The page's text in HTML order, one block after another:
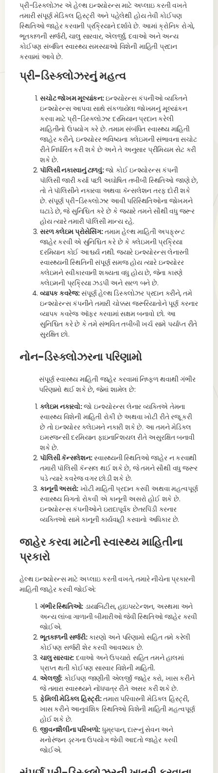
પ્રી-ડિસ્ક્લોઝર એ હેલ્થ ઇન્શ્યોરન્સ માટે અપ્લાઇ કરતી વખતે
તમારી સંપૂર્ણ મેડિકલ હિસ્ટ્રી અને પહેલેથી હોય તેવી કોઈપણ
સ્થિતિઓ જાહેર કરવાની પ્રક્રિયાને દર્શાવે છે. આમાં ક્રોનિક રોગો,
ભૂતકાળની સર્જરી, ચાલુ સારવાર, એલર્જી, દવાઓ અને અન્ય
કોઈપણ સંબંધિત સ્વાસ્થ્ય સમસ્યાઓ વિશેની માહિતી પ્રદાન
કરવામાં આવે છે.
પ્રી-ડિસ્ક્લોઝરનું મહત્વ
સચોટ જોખમ મૂલ્યાંકન:ઇન્શ્યોરન્સ કંપનીઓ વ્યક્તિને
ઇન્શ્યોરન્સ આપવા સાથે સંકળાયેલા જોખમનું મૂલ્યાંકન
કરવા માટે પ્રી-ડિસ્ક્લોઝર દરમિયાન પ્રદાન કરેલી
માહિતીનો ઉપયોગ કરે છે. તમામ સંબંધિત સ્વાસ્થ્ય માહિતી
જાહેર કરીને, ઇન્શ્યોરર ભવિષ્યના ક્લેઇમની સંભાવના સચોટ
રીતે નિર્ધારિત કરી શકે છે અને તે અનુસાર પ્રીમિયમ સેટ કરી
શકે છે.
પૉલિસી નકારવાનું ટાળવું:જો કોઈ ઇન્શ્યોરન્સ કંપની
પૉલિસી જારી કર્યા પછી અઘોષિત તબીબી સ્થિતિઓ જાણે છે,
તો તે પૉલિસીને નકારવા અથવા કૅન્સલેશન તરફ દોરી શકે
છે. સંપૂર્ણ પ્રી-ડિસ્ક્લોઝર આવી પરિસ્થિતિઓના જોખમને
ઘટાડે છે, જે સુનિશ્ચિત કરે છે કે જ્યારે તમને સૌથી વધુ જરૂર
હોય ત્યારે તમારી પૉલિસી માન્ય રહે.
સરળ ક્લેઇમ પ્રોસેસિંગ:તમામ હેલ્થ માહિતી અપફ્રન્ટ
જાહેર કરવી એ સુનિશ્ચિત કરે છે કે ક્લેઇમની પ્રક્રિયા
દરમિયાન કોઈ આશ્ચર્ય નથી. જ્યારે ઇન્શ્યોરન્સ લેનારની
સ્વાસ્થ્યની સ્થિતિની સંપૂર્ણ સમજ હોય ત્યારે ઇન્શ્યોરર
ક્લેઇમને સ્વીકારવાની શક્યતા વધુ હોય છે, જેના કારણે
ક્લેઇમની પ્રક્રિયા ઝડપી અને સરળ બને છે.
વ્યાપક કવરેજ:સંપૂર્ણ હેલ્થ ડિસ્ક્લોઝર પ્રદાન કરીને, તમે
ઇન્શ્યોરન્સ કંપનીને તમારી ચોક્કસ જરૂરિયાતોને પૂર્ણ કરનાર
વ્યાપક કવરેજ ઑફર કરવામાં સક્ષમ બનાવો છો. આ
સુનિશ્ચિત કરે છે કે તમે સંભવિત તબીબી ખર્ચ સામે પર્યાપ્ત રીતે
સુરક્ષિત છો.
નોન-ડિસ્ક્લોઝરના પરિણામો
સંપૂર્ણ સ્વાસ્થ્ય માહિતી જાહેર કરવામાં નિષ્ફળ થવાથી ગંભીર
પરિણામો થઈ શકે છે, જેમાં શામેલ છે:
ક્લેઇમ નકારવો:જો ઇન્શ્યોરન્સ લેનાર વ્યક્તિએ તેમના
સ્વાસ્થ્ય વિશેની માહિતી રોકી છે અથવા ખોટી રીતે રજૂ કરી
છે તો ઇન્શ્યોરર ક્લેઇમને નકારી શકે છે. આ તમને મેડિકલ
ઇમરજન્સી દરમિયાન ફાઇનાન્શિયલ રીતે અસુરક્ષિત બનાવી
શકે છે.
પૉલિસી કૅન્સલેશન:સ્વાસ્થ્યની સ્થિતિઓ જાહેર ન કરવાથી
તમારી પૉલિસી કૅન્સલ થઈ શકે છે, જે તમને સૌથી વધુ જરૂર
પડે ત્યારે કવરેજ વગર છોડી શકે છે.
કાનૂની અસરો: ખોટી માહિતી પ્રદાન કરવી અથવા મહત્વપૂર્ણ
સ્વાસ્થ્ય વિગતો રોકવી એ કાનૂની અસરો હોઈ શકે છે.
ઇન્શ્યોરન્સ કંપનીઓને ઇરાદાપૂર્વક છેતરપિંડી કરનાર
વ્યક્તિઓ સામે કાનૂની કાર્યવાહી કરવાનો અધિકાર છે.
જાહેર કરવા માટેની સ્વાસ્થ્ય માહિતીના
પ્રકારો
હેલ્થ ઇન્શ્યોરન્સ માટે અપ્લાઇ કરતી વખતે, તમારે નીચેના પ્રકારની
માહિતી જાહેર કરવી જોઈએ:
ગંભીર સ્થિતિઓ: ડાયાબિટીસ, હાઇપરટેન્શન, અસ્થમા અને
અન્ય લાંબા ગાળાની બીમારીઓ જેવી સ્થિતિઓ જાહેર કરવી
જોઈએ.
ભૂતકાળની સર્જરી:કારણો અને પરિણામો સહિત તમે કરેલી
કોઈપણ સર્જરી શેર કરવી આવશ્યક છે.
ચાલુ સારવાર: દવાઓ અને ઉપચારો સહિત તમને હાલમાં
પ્રાપ્ત થતી કોઈપણ સારવાર વિશેની માહિતી.
એલર્જી: કોઈપણ જાણીતી એલર્જી જાહેર કરો, ખાસ કરીને
જે તમારા સ્વાસ્થ્યને નોંધપાત્ર રીતે અસર કરી શકે છે.
ફેમિલી મેડિકલ હિસ્ટ્રી:તમારા પરિવારની મેડિકલ હિસ્ટ્રી,
ખાસ કરીને આનુવંશિક સ્થિતિઓ વિશેની માહિતી મહત્વપૂર્ણ
હોઈ શકે છે.
જીવનશૈલીના પરિબળો: ધુમ્રપાન, દારૂનું સેવન અને
મનોરંજન ડ્રગના ઉપયોગ જેવી આદતો જાહેર કરવી
જોઈએ.